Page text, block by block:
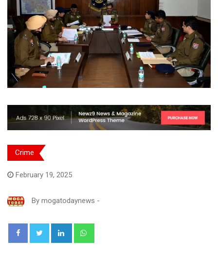
Crime
February 19, 2025
By mogatodaynews -
LinkedIn